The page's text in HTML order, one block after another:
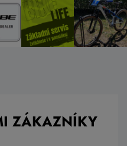
ZÁKAZNÍKY